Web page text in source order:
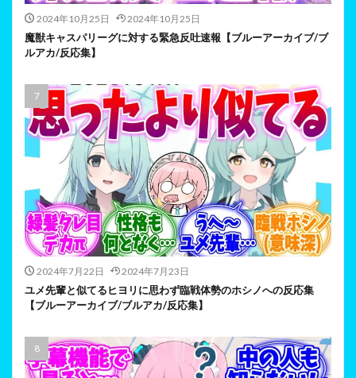
2024年10月25日 2024年10月25日
魔獣キャスパリーグに対する緊急反吐速報【ブルーアーカイブ/ブ
ルアカ/反応集】
2024年7月22日 2024年7月23日
ユメ先輩と似てるヒヨリに思わず臨戦体勢のホシノへの反応集
【ブルーアーカイブ/ブルアカ/反応集】